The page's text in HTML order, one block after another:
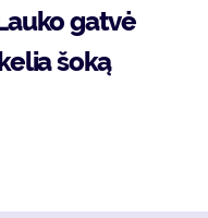
gatvė
šoką